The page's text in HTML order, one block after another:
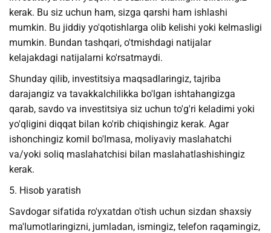
kerak. Bu siz uchun ham, sizga qarshi ham ishlashi
mumkin. Bu jiddiy yo'qotishlarga olib kelishi yoki kelmasligi
mumkin. Bundan tashqari, o'tmishdagi natijalar
kelajakdagi natijalarni ko'rsatmaydi.
Shunday qilib, investitsiya maqsadlaringiz, tajriba
darajangiz va tavakkalchilikka bo'lgan ishtahangizga
qarab, savdo va investitsiya siz uchun to'g'ri keladimi yoki
yo'qligini diqqat bilan ko'rib chiqishingiz kerak. Agar
ishonchingiz komil bo'lmasa, moliyaviy maslahatchi
va/yoki soliq maslahatchisi bilan maslahatlashishingiz
kerak.
5. Hisob yaratish
Savdogar sifatida ro'yxatdan o'tish uchun sizdan shaxsiy
ma'lumotlaringizni, jumladan, ismingiz, telefon raqamingiz,